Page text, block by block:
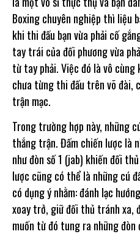
Boxing chuyên nghiệp thì liệu
khi thi đấu bạn vừa phải cố
tay trái của đối phương vừa
từ tay phải. Việc đó là vô cùng
chưa từng thi đấu trên võ đài,
trận mạc.
Trong trường hợp này, những
thắng trận. Đấm chiến lược là
như đòn số 1 (jab) khiến đối
lược cũng có thể là những cú
có dụng ý nhằm: đánh lạc
xoay trở, giữ đối thủ tránh xa,
muốn từ đó tung ra những đòn